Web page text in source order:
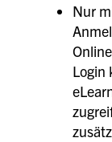
Nur
Login